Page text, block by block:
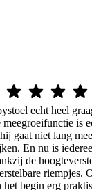
echt heel
meegroeifunctie is
gaat niet lang
En nu is
de
riempjes.
het begin erg